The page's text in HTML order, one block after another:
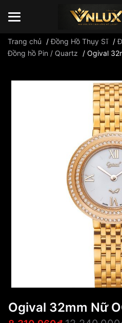
Trang chủ /Đồng Hồ Thụy Sĩ /
Đồng hồ Pin / Quartz
/ Ogival
Ogival 32mm Nữ